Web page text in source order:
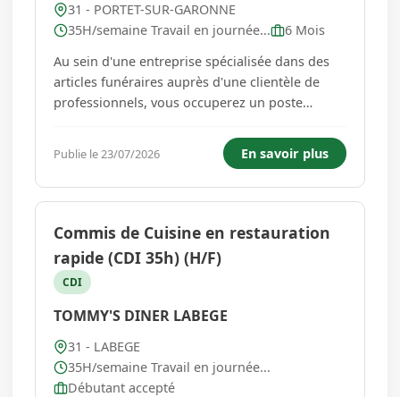
31 - PORTET-SUR-GARONNE
35H/semaine Travail en journée...
6 Mois
Au sein d'une entreprise spécialisée dans des
articles funéraires auprès d'une clientèle de
professionnels, vous occuperez un poste
évoluer en fonction des besoins et de l'activité
de l'entreprise. À ce titre, vous serez amené(e) à
intervenir su...
Publie le 23/07/2026 En savoir plus
Commis de Cuisine en restauration
rapide (CDI 35h) (H/F)
CDI
TOMMY'S DINER LABEGE
31 - LABEGE
35H/semaine Travail en journée...
Débutant accepté